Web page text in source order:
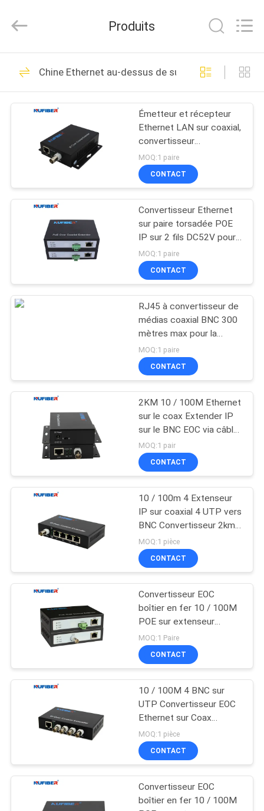
MAISON
PRODUITS
SUJET
NOUS
VISITE
D'USINE
CONTRÔLE
DE
NOUS
NOUVELLES
UNE
SITE
POLITIQUE
CONFIDENTIALITÉ
Technology
Co.,Ltd.
Reserved.
émetteur-récepteur
de 100G QSFP28
53
émetteur-récepteur
de 40G QSFP+
34
émetteur-récepteur
de 25G SFP28
24
émetteur-récepteur
de 10G SFP+
émetteur-récepteur
de 10G XFP
12
émetteur-récepteur
de 1.25G SFP
83
Produits
Chine Ethernet au-dessus de supplément coaxial
Émetteur et récepteur
Ethernet LAN sur coaxial,
convertisseur
d'extension pour
vidéosurveillance
MOQ:1 paire
CONTACT
Convertisseur Ethernet
sur paire torsadée POE
IP sur 2 fils DC52V pour
caméra de
vidéosurveillance
MOQ:1 paire
CONTACT
RJ45 à convertisseur de
médias coaxial BNC 300
mètres max pour la
caméra POE
MOQ:1 paire
CONTACT
2KM 10 / 100M Ethernet
sur le coax Extender IP
sur le BNC EOC via câble
coaxial 75 ohm
MOQ:1 pair
CONTACT
10 / 100m 4 Extenseur
IP sur coaxial 4 UTP vers
BNC Convertisseur 2km
Alimentation 12V
MOQ:1 pièce
CONTACT
Convertisseur EOC
boîtier en fer 10 / 100M
POE sur extenseur
coaxial 300m Pour les
installations de caméras
de surveillance
MOQ:1 Paire
CONTACT
10 / 100M 4 BNC sur
UTP Convertisseur EOC
Ethernet sur Coax
Extender 4 Coax à RJ45
MOQ:1 pièce
CONTACT
Convertisseur EOC
boîtier en fer 10 / 100M